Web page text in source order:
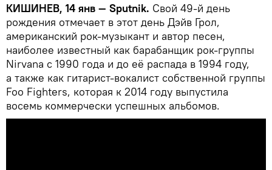
КИШИНЕВ, 14 янв — Sputnik. Свой 49-й день
рождения отмечает в этот день Дэйв Грол,
американский рок-музыкант и автор песен,
наиболее известный как барабанщик рок-группы
Nirvana c 1990 года и до её распада в 1994 году,
а также как гитарист-вокалист собственной группы
Foo Fighters, которая к 2014 году выпустила
восемь коммерчески успешных альбомов.